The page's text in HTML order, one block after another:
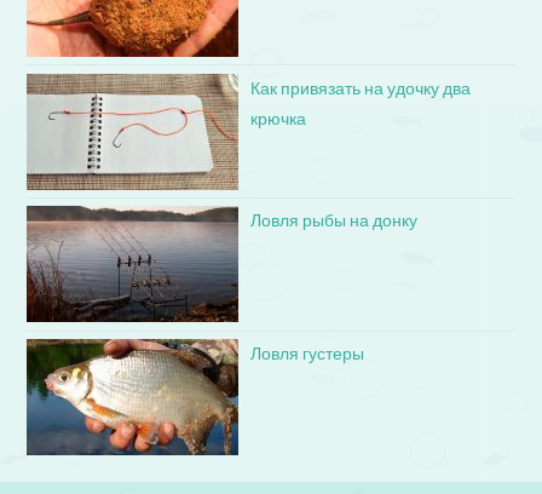
Как привязать на удочку два
крючка
Ловля рыбы на донку
Ловля густеры